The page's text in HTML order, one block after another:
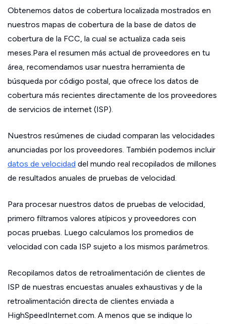
Obtenemos datos de cobertura localizada mostrados en
nuestros mapas de cobertura de la base de datos de
cobertura de la FCC, la cual se actualiza cada seis
meses.Para el resumen más actual de proveedores en tu
área, recomendamos usar nuestra herramienta de
búsqueda por código postal, que ofrece los datos de
cobertura más recientes directamente de los proveedores
de servicios de internet (ISP).
Nuestros resúmenes de ciudad comparan las velocidades
anunciadas por los proveedores. También podemos incluir
datos de velocidad del mundo real recopilados de millones
de resultados anuales de pruebas de velocidad.
Para procesar nuestros datos de pruebas de velocidad,
primero filtramos valores atípicos y proveedores con
pocas pruebas. Luego calculamos los promedios de
velocidad con cada ISP sujeto a los mismos parámetros.
Recopilamos datos de retroalimentación de clientes de
ISP de nuestras encuestas anuales exhaustivas y de la
retroalimentación directa de clientes enviada a
HighSpeedInternet.com. A menos que se indique lo